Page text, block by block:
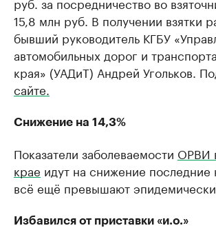
15,8 млн руб. В получении взятки
бывший руководитель КГБУ
автомобильных дорог и
края» (УАДиТ) Андрей Угольков.
сайте.
Снижение на 14,3%
Показатели заболеваемости ОРВИ
крае идут на снижение последние
всё ещё превышают
Избавился от приставки «и.о.»